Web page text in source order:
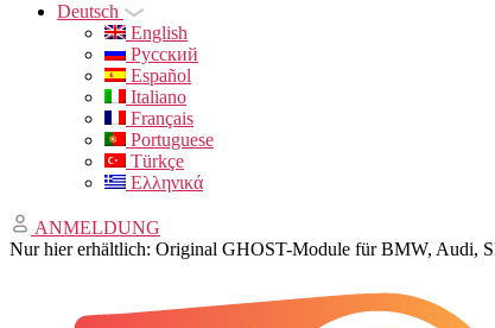
Deutsch
English
Русский
Español
Italiano
Français
Portuguese
Türkçe
Ελληνικά
ANMELDUNG
Nur hier erhältlich: Original GHOST-Module für BMW, Audi,